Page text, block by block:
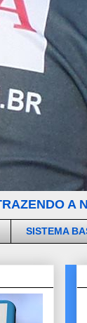
A
SISTEMA